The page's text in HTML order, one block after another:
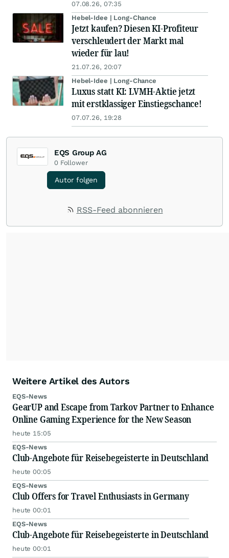
07.08.26, 07:35
Hebel-Idee | Long-Chance
Jetzt kaufen? Diesen KI-Profiteur
verschleudert der Markt mal
wieder für lau!
21.07.26, 20:07
Hebel-Idee | Long-Chance
Luxus statt KI: LVMH-Aktie jetzt
mit erstklassiger Einstiegschance!
07.07.26, 19:28
EQS Group AG
0 Follower
Autor folgen
RSS-Feed abonnieren
Weitere Artikel des Autors
EQS-News
GearUP and Escape from Tarkov Partner to Enhance
Online Gaming Experience for the New Season
heute 15:05
EQS-News
Club-Angebote für Reisebegeisterte in Deutschland
heute 00:05
EQS-News
Club Offers for Travel Enthusiasts in Germany
heute 00:01
EQS-News
Club-Angebote für Reisebegeisterte in Deutschland
heute 00:01